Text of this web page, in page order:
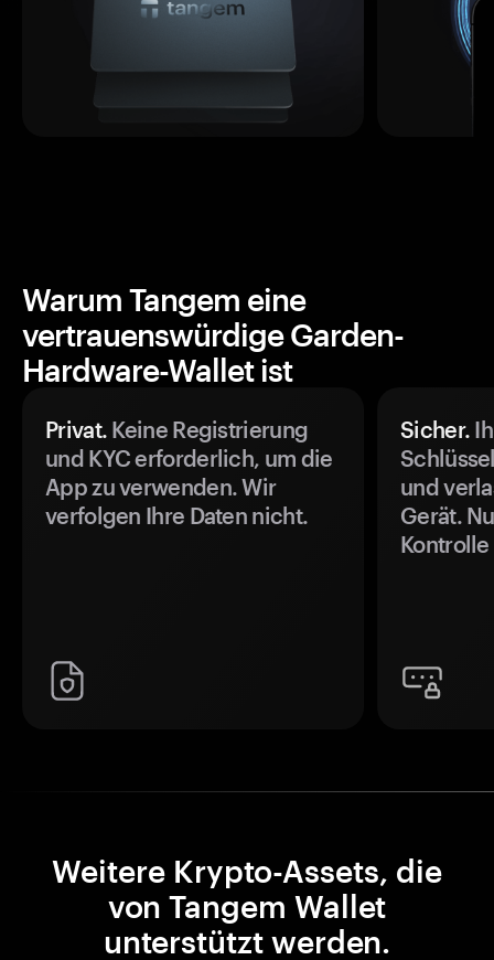
Warum Tangem eine
vertrauenswürdige Garden-
Hardware-Wallet ist
Privat. Keine Registrierung
und KYC erforderlich, um die
App zu verwenden. Wir
verfolgen Ihre Daten nicht.
Sicher.
und
Gerät.
Weitere Krypto-Assets, die
von Tangem Wallet
unterstützt werden.